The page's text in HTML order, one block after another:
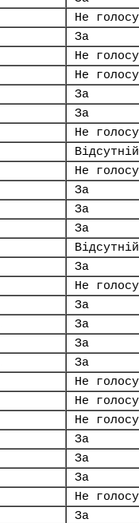
Не
За
Не
Не
За
За
Не
Відсутній
Не
За
За
За
Відсутній
За
Не
За
За
За
За
Не
Не
Не
За
За
За
Не
За